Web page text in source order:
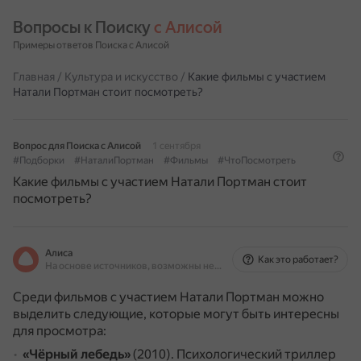
Вопросы к Поиску с Алисой
Примеры ответов Поиска с Алисой
Главная / Культура и искусство / Какие фильмы с участием
Натали Портман стоит посмотреть?
Вопрос для Поиска с Алисой
1 сентября
#Подборки
#НаталиПортман #Фильмы #ЧтоПосмотреть
Какие фильмы с участием Натали Портман стоит
посмотреть?
Алиса
На основе источников, возможны неточности
Как это работает?
Среди фильмов с участием Натали Портман можно
выделить следующие, которые могут быть интересны
для просмотра:
«Чёрный лебедь» (2010). Психологический триллер